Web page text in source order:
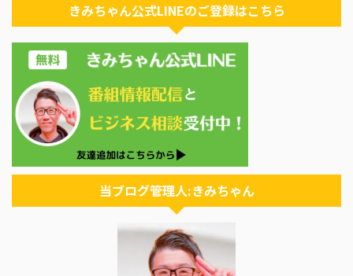
きみちゃん公式LINEのご登録はこちら
当ブログ管理人:きみちゃん